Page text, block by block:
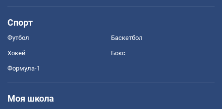
Спорт
Футбол Баскетбол
Хокей Бокс
Формула-1
Моя школа